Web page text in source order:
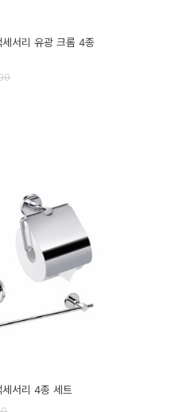
서리 유광 크롬 4종
서리 4종 세트